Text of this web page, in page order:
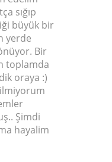
sığıp
büyük bir
yerde
Bir
toplamda
oraya :)
Şimdi
hayalim